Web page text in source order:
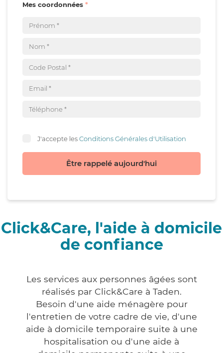
Mes coordonnées
J'accepte lesConditions Générales d'Utilisation
Être rappelé aujourd'hui
Click&Care, l'aide à domicile
de confiance
Les services aux personnes âgées sont
réalisés par Click&Care à Taden.
Besoin d'une aide ménagère pour
l'entretien de votre cadre de vie, d'une
aide à domicile temporaire suite à une
hospitalisation ou d'une aide à